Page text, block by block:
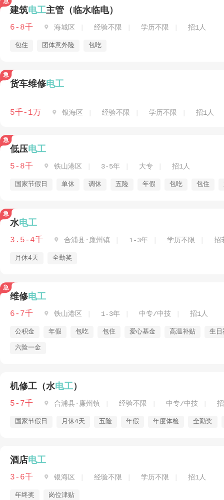
建筑电工主管（临水临电）
6-8千  海城区 经验不限 学历不限 招1人
包住 团体意外险 包吃
货车维修电工
5千-1万  银海区 经验不限 学历不限 招1人
低压电工
5-8千  铁山港区 3-5年 大专 招1人
国家节假日 单休 调休 五险 年假 包吃 包住
水电工
3.5-4千  合浦县·廉州镇 1-3年 学历不限 招
月休4天 全勤奖
维修电工
6-7千  铁山港区 1-3年 中专/中技 招1人
公积金 年假 包吃 包住 爱心基金 高温补贴 生日
六险一金
机修工（水电工）
5-7千  合浦县·廉州镇 经验不限 中专/中技
国家节假日 月休4天 五险 年假 年度体检 全勤奖
酒店电工
3-6千  银海区 经验不限 学历不限 招1人
年终奖 岗位津贴